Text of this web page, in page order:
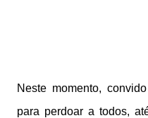
Neste momento,
para perdoar a todos,